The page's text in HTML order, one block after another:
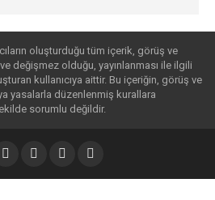
oluşturduğu tüm içerik, görüş ve
değişmez olduğu, yayınlanması ile ilgili
kullanıcıya aittir. Bu içeriğin, görüş ve
yasalarla düzenlenmiş kurallara
sorumlu değildir.